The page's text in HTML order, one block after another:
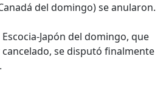
del domingo) se anularon.
Japón del domingo, que
se disputó finalmente